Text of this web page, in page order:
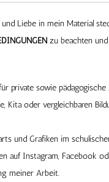
Liebe in mein Material
zu beachten
private sowie
Kita oder vergleichbaren
und Grafiken im
auf Instagram, Facebook
meiner Arbeit.